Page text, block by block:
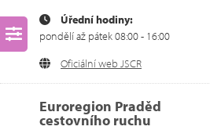
Úřední hodiny:
pondělí až pátek 08:00 - 16:00
Oficiální web JSCR
Euroregion Praděd
cestovního ruchu